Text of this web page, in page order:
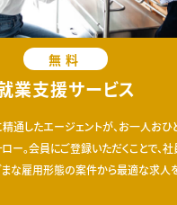
無料
業支援サービス
精通したエージェントが、お一人おひ
ー。会員にご登録いただくことで、
まな雇用形態の案件から最適な求人